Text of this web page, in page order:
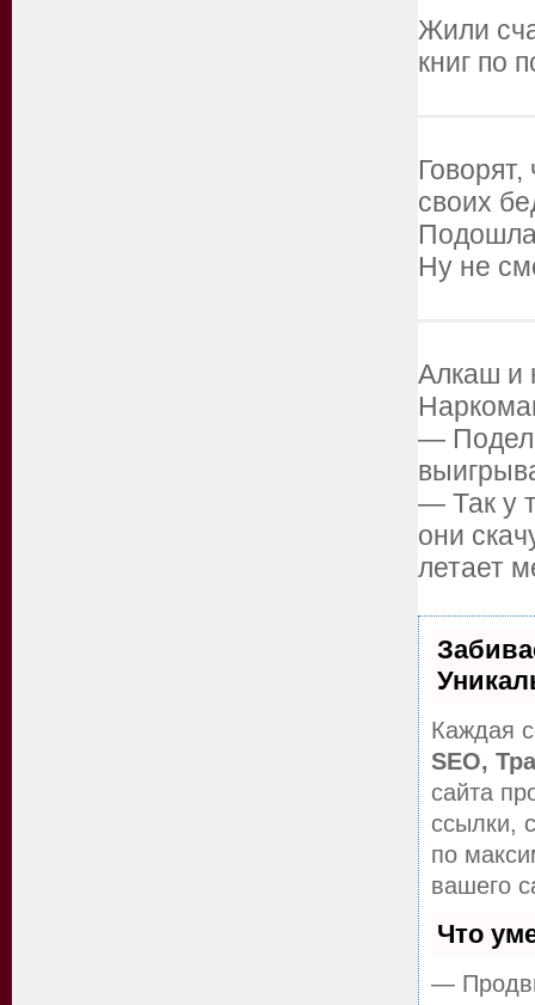
Жили
книг по
своих
Ну не
Алкаш и
—
— Так у
они
летает
Каждая
SEO,
сайта
ссылки,
по
вашего
Что
—